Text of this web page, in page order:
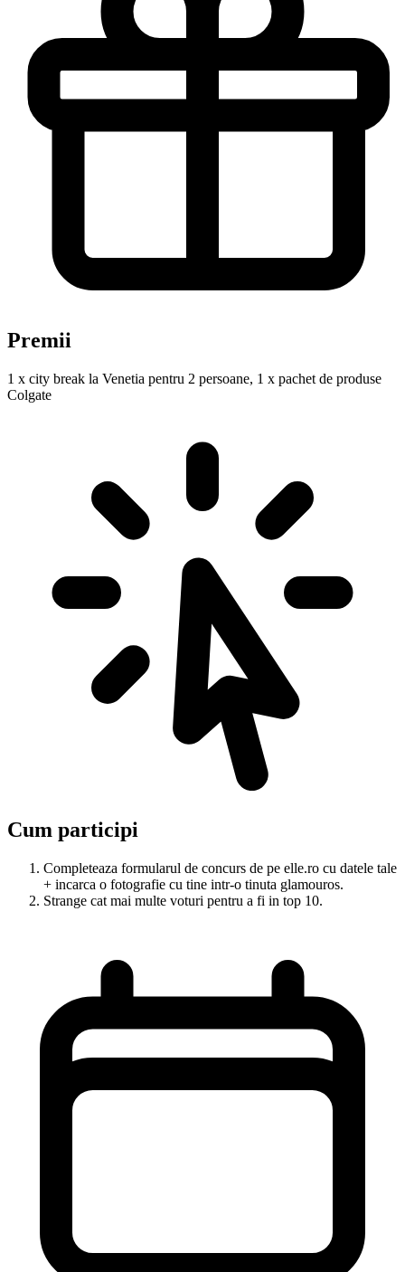
Premii
1 x city break la Venetia pentru 2 persoane, 1 x pachet de produse
Colgate
Cum participi
Completeaza formularul de concurs de pe elle.ro cu datele tale
+ incarca o fotografie cu tine intr-o tinuta glamouros.
Strange cat mai multe voturi pentru a fi in top 10.